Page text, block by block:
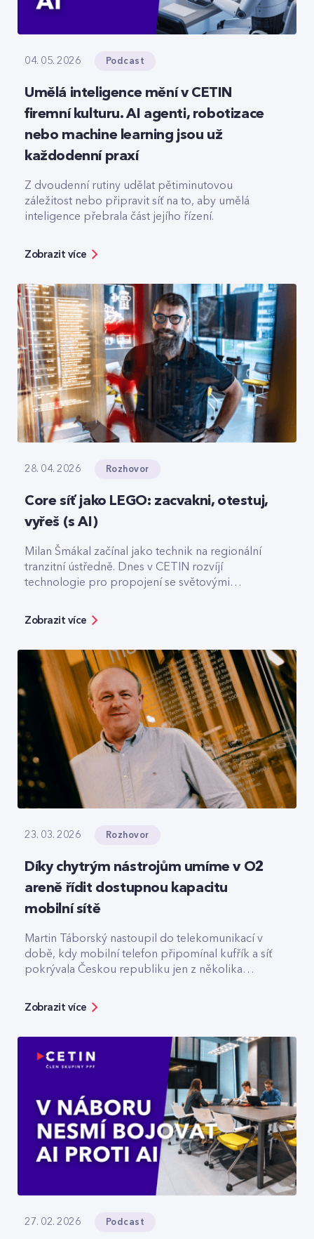
04. 05. 2026 Podcast
Umělá inteligence mění v CETIN
firemní kulturu. AI agenti, robotizace
nebo machine learning jsou už
každodenní praxí
Z dvoudenní rutiny udělat pětiminutovou
záležitost nebo připravit síť na to, aby umělá
inteligence přebrala část jejího řízení.
Zobrazit více
28. 04. 2026 Rozhovor
Core síť jako LEGO: zacvakni, otestuj,
vyřeš (s AI)
Milan Šmákal začínal jako technik na regionální
tranzitní ústředně. Dnes v CETIN rozvíjí
technologie pro propojení se světovými
pro core síť má na starost technologie pro
připomínají LEGO.
Zobrazit více
23. 03. 2026 Rozhovor
Díky chytrým nástrojům umíme v O2
areně řídit dostupnou kapacitu
mobilní sítě
Martin Táborský nastoupil do telekomunikací v
době, kdy mobilní telefon připomínal kufřík a síť
pokrývala Českou republiku jen z několika
za špičkovou kvalitu a optimalizaci rádiové sítě. V
prázdné O2 areně nebo komu už dnes
spolehlivě slouží privátní 5G sítě.
Zobrazit více
27. 02. 2026 Podcast